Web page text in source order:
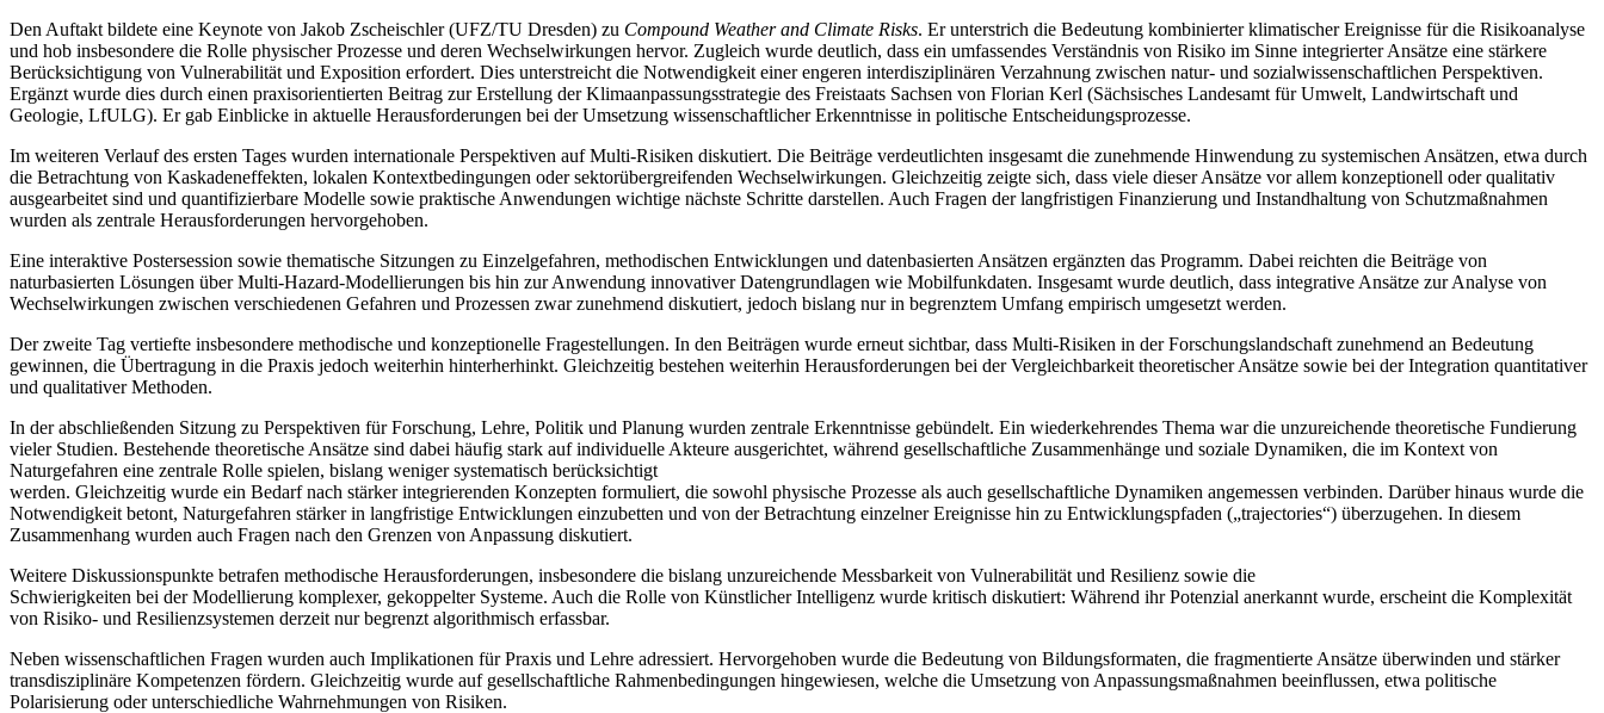
Den Auftakt bildete eine Keynote von Jakob Zscheischler (UFZ/TU Dresden) zu Compound Weather and Climate Risks. Er unterstrich die Bedeutung kombinierter klimatischer Ereignisse für die Risikoanalyse
und hob insbesondere die Rolle physischer Prozesse und deren Wechselwirkungen hervor. Zugleich wurde deutlich, dass ein umfassendes Verständnis von Risiko im Sinne integrierter Ansätze eine stärkere
Berücksichtigung von Vulnerabilität und Exposition erfordert. Dies unterstreicht die Notwendigkeit einer engeren interdisziplinären Verzahnung zwischen natur- und sozialwissenschaftlichen Perspektiven.
Ergänzt wurde dies durch einen praxisorientierten Beitrag zur Erstellung der Klimaanpassungsstrategie des Freistaats Sachsen von Florian Kerl (Sächsisches Landesamt für Umwelt, Landwirtschaft und
Geologie, LfULG). Er gab Einblicke in aktuelle Herausforderungen bei der Umsetzung wissenschaftlicher Erkenntnisse in politische Entscheidungsprozesse.
Im weiteren Verlauf des ersten Tages wurden internationale Perspektiven auf Multi-Risiken diskutiert. Die Beiträge verdeutlichten insgesamt die zunehmende Hinwendung zu systemischen Ansätzen, etwa durch
die Betrachtung von Kaskadeneffekten, lokalen Kontextbedingungen oder sektorübergreifenden Wechselwirkungen. Gleichzeitig zeigte sich, dass viele dieser Ansätze vor allem konzeptionell oder qualitativ
ausgearbeitet sind und quantifizierbare Modelle sowie praktische Anwendungen wichtige nächste Schritte darstellen. Auch Fragen der langfristigen Finanzierung und Instandhaltung von Schutzmaßnahmen
wurden als zentrale Herausforderungen hervorgehoben.
Eine interaktive Postersession sowie thematische Sitzungen zu Einzelgefahren, methodischen Entwicklungen und datenbasierten Ansätzen ergänzten das Programm. Dabei reichten die Beiträge von
naturbasierten Lösungen über Multi-Hazard-Modellierungen bis hin zur Anwendung innovativer Datengrundlagen wie Mobilfunkdaten. Insgesamt wurde deutlich, dass integrative Ansätze zur Analyse von
Wechselwirkungen zwischen verschiedenen Gefahren und Prozessen zwar zunehmend diskutiert, jedoch bislang nur in begrenztem Umfang empirisch umgesetzt werden.
Der zweite Tag vertiefte insbesondere methodische und konzeptionelle Fragestellungen. In den Beiträgen wurde erneut sichtbar, dass Multi-Risiken in der Forschungslandschaft zunehmend an Bedeutung
gewinnen, die Übertragung in die Praxis jedoch weiterhin hinterherhinkt. Gleichzeitig bestehen weiterhin Herausforderungen bei der Vergleichbarkeit theoretischer Ansätze sowie bei der Integration quantitativer
und qualitativer Methoden.
In der abschließenden Sitzung zu Perspektiven für Forschung, Lehre, Politik und Planung wurden zentrale Erkenntnisse gebündelt. Ein wiederkehrendes Thema war die unzureichende theoretische Fundierung
vieler Studien. Bestehende theoretische Ansätze sind dabei häufig stark auf individuelle Akteure ausgerichtet, während gesellschaftliche Zusammenhänge und soziale Dynamiken, die im Kontext von
Naturgefahren eine zentrale Rolle spielen, bislang weniger systematisch berücksichtigt
werden. Gleichzeitig wurde ein Bedarf nach stärker integrierenden Konzepten formuliert, die sowohl physische Prozesse als auch gesellschaftliche Dynamiken angemessen verbinden. Darüber hinaus wurde die
Notwendigkeit betont, Naturgefahren stärker in langfristige Entwicklungen einzubetten und von der Betrachtung einzelner Ereignisse hin zu Entwicklungspfaden („trajectories“) überzugehen. In diesem
Zusammenhang wurden auch Fragen nach den Grenzen von Anpassung diskutiert.
Weitere Diskussionspunkte betrafen methodische Herausforderungen, insbesondere die bislang unzureichende Messbarkeit von Vulnerabilität und Resilienz sowie die
Schwierigkeiten bei der Modellierung komplexer, gekoppelter Systeme. Auch die Rolle von Künstlicher Intelligenz wurde kritisch diskutiert: Während ihr Potenzial anerkannt wurde, erscheint die Komplexität
von Risiko- und Resilienzsystemen derzeit nur begrenzt algorithmisch erfassbar.
Neben wissenschaftlichen Fragen wurden auch Implikationen für Praxis und Lehre adressiert. Hervorgehoben wurde die Bedeutung von Bildungsformaten, die fragmentierte Ansätze überwinden und stärker
transdisziplinäre Kompetenzen fördern. Gleichzeitig wurde auf gesellschaftliche Rahmenbedingungen hingewiesen, welche die Umsetzung von Anpassungsmaßnahmen beeinflussen, etwa politische
Polarisierung oder unterschiedliche Wahrnehmungen von Risiken.